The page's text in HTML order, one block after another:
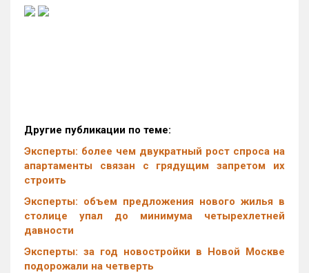
Другие публикации по теме:
Эксперты: более чем двукратный рост спроса на
апартаменты связан с грядущим запретом их
строить
Эксперты: объем предложения нового жилья в
столице упал до минимума четырехлетней
давности
Эксперты: за год новостройки в Новой Москве
подорожали на четверть